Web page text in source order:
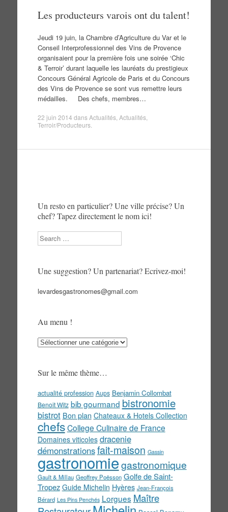
Les producteurs varois ont du talent!
Jeudi 19 juin, la Chambre d’Agriculture du Var et le
Conseil Interprofessionnel des Vins de Provence
organisaient pour la première fois une soirée ‘Chic
& Terroir’ durant laquelle les lauréats du prestigieux
Concours Général Agricole de Paris et du Concours
des Vins de Provence se sont vus remettre leurs
médailles. Des chefs, membres…
22 juin 2014 dansActualités, Actualités,
Terroir/Producteurs.
Un resto en particulier? Une ville précise? Un
chef? Tapez directement le nom ici!
Search
Une suggestion? Un partenariat? Ecrivez-moi!
levardesgastronomes@gmail.com
Au menu !
Au
Sur le même thème…
actualité profession Aups Benjamin Collombat
Benoit Witz bib gourmand bistronomie
bistrot Bon plan Chateaux & Hotels Collection
chefs College Culinaire de France
Domaines viticoles dracenie
démonstrationsfait-maison Gassin
gastronomiegastronomique
Gault & Millau Geoffrey Poësson Golfe de Saint-
Tropez Guide Michelin Hyères Jean-François
Bérard Les Pins Penchés Lorgues Maître